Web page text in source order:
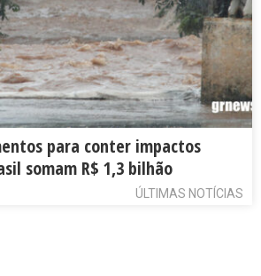
para conter impactos
somam R$ 1,3 bilhão
ÚLTIMAS NOTÍCIAS